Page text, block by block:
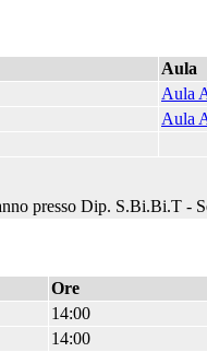
Aula
Aula
Aula
presso Dip. S.Bi.Bi.T -
Ore
14:00
14:00